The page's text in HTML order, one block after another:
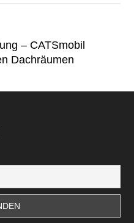
– CATSmobil
Dachräumen